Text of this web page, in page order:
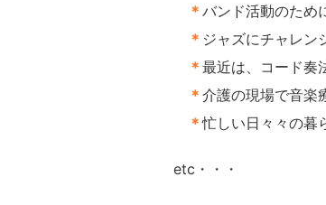
＊ バンド活動のため
＊ ジャズにチャレン
＊ 最近は、コード奏
＊ 介護の現場で音楽
＊忙しい日々々の暮
etc・・・